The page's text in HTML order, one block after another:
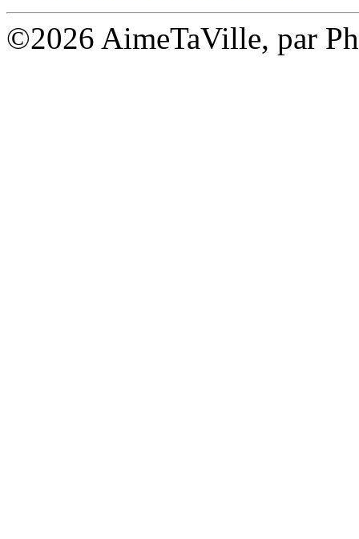
©2026 AimeTaVille, par